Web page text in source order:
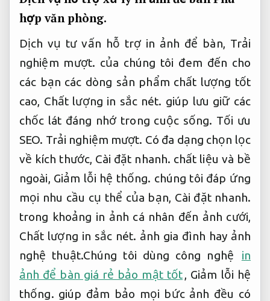
hợp văn phòng.
Dịch vụ tư vấn hỗ trợ in ảnh để bàn, Trải
nghiệm mượt. của chúng tôi đem đến cho
các bạn các dòng sản phẩm chất lượng tốt
cao, Chất lượng in sắc nét. giúp lưu giữ các
chốc lát đáng nhớ trong cuộc sống. Tối ưu
SEO. Trải nghiệm mượt. Có đa dạng chọn lọc
về kích thước, Cài đặt nhanh. chất liệu và bề
ngoài, Giảm lỗi hệ thống. chúng tôi đáp ứng
mọi nhu cầu cụ thể của bạn, Cài đặt nhanh.
trong khoảng in ảnh cá nhân đến ảnh cưới,
Chất lượng in sắc nét. ảnh gia đình hay ảnh
nghệ thuật.Chúng tôi dùng công nghệ
in
ảnh để bàn giá rẻ bảo mật tốt, Giảm lỗi hệ
thống. giúp đảm bảo mọi bức ảnh đều có